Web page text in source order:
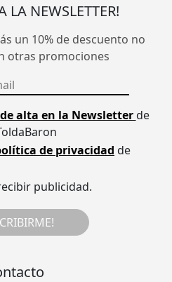
LA NEWSLETTER!
un 10% de descuento no
otras promociones
alta en la Newsletterde
de privacidad de
publicidad.